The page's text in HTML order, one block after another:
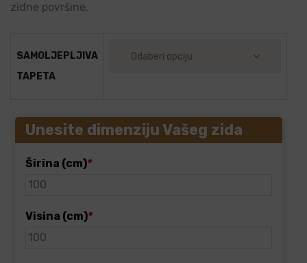
zidne površine.
SAMOLJEPLJIVA
TAPETA
Unesite dimenziju Vašeg zida
Širina (cm)*
Visina (cm)*